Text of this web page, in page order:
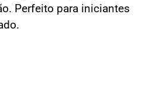
Perfeito para iniciantes